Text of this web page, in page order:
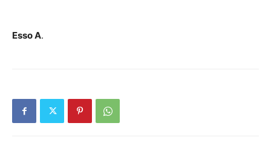
Esso A.